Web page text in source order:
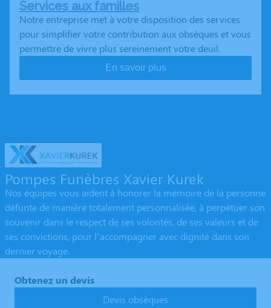
Services aux familles
Notre entreprise met à votre disposition des services
pour simplifier votre contribution aux obsèques et vous
permettre de vivre plus sereinement votre deuil.
En savoir plus
Pompes Funèbres Xavier Kurek
Nos équipes vous aident à honorer la mémoire de la personne
défunte de manière totalement personnalisée, à perpétuer son
souvenir dans le respect de ses volontés, de ses valeurs et de
ses convictions, pour l’accompagner avec dignité dans son
dernier voyage.
Obtenez un devis
Devis obsèques